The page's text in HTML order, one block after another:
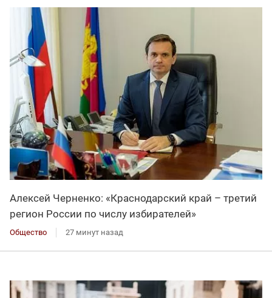
Алексей Черненко: «Краснодарский край – третий
регион России по числу избирателей»
Общество 27 минут назад